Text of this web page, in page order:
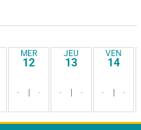
MER
12
- -
JEU
13
- -
VEN
14
- -